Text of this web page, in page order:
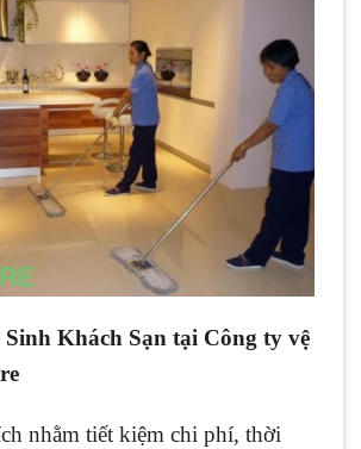
Khách Sạn tại Công ty vệ
nhằm tiết kiệm chi phí, thời